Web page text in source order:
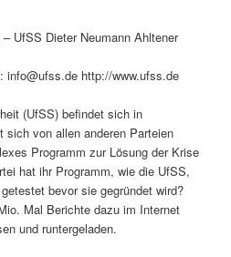
UfSS Dieter Neumann Ahltener
info@ufss.de http://www.ufss.de
(UfSS) befindet sich in
sich von allen anderen Parteien
Programm zur Lösung der Krise
hat ihr Programm, wie die UfSS,
bevor sie gegründet wird?
Mal Berichte dazu im Internet
und runtergeladen.